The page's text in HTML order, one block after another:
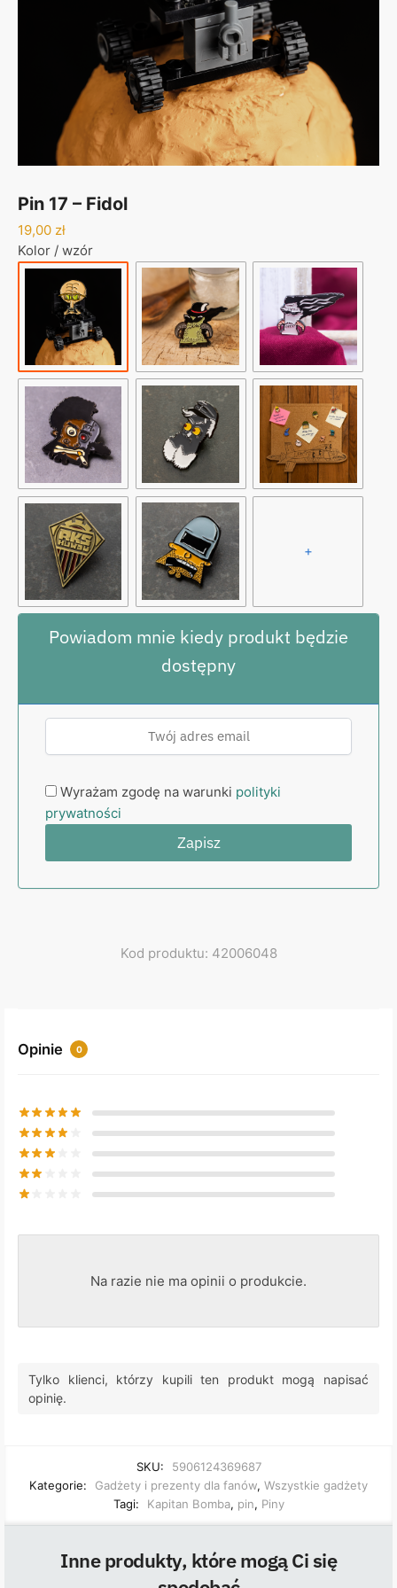
Pin 17 – Fidol
19,00 zł
Kolor / wzór
+
Powiadom mnie kiedy produkt będzie
dostępny
Wyrażam zgodę na warunki polityki
prywatności
Kod produktu: 42006048
Opinie 0
Na razie nie ma opinii o produkcie.
Tylko klienci, którzy kupili ten produkt mogą napisać
opinię.
SKU:
5906124369687
Kategorie:
Gadżety i prezenty dla fanów, Wszystkie gadżety
Tagi:
Kapitan Bomba, pin, Piny
Inne produkty, które mogą Ci się